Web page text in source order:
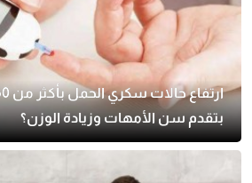
بتقدم سن الأمهات وزيادة الوزن؟